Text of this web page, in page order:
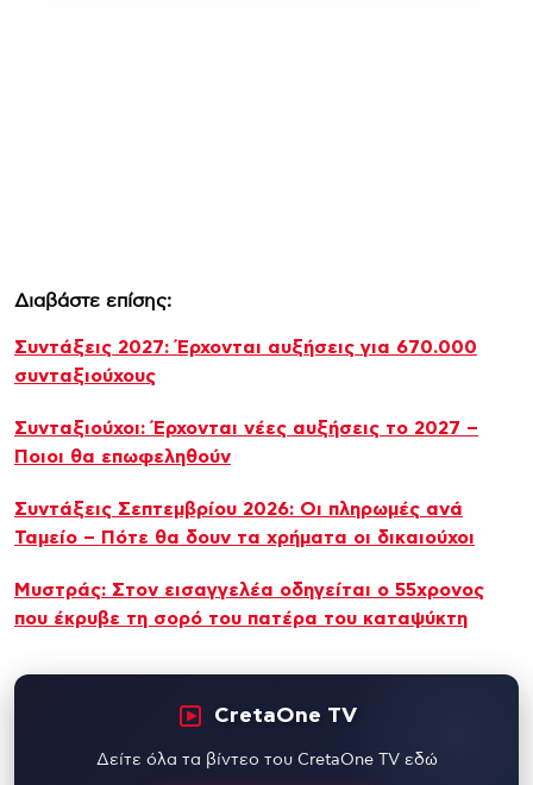
Διαβάστε επίσης:
Συντάξεις 2027: Έρχονται αυξήσεις για 670.000
συνταξιούχους
Συνταξιούχοι: Έρχονται νέες αυξήσεις το 2027 –
Ποιοι θα επωφεληθούν
Συντάξεις Σεπτεμβρίου 2026: Οι πληρωμές ανά
Ταμείο – Πότε θα δουν τα χρήματα οι δικαιούχοι
Μυστράς: Στον εισαγγελέα οδηγείται ο 55χρονος
που έκρυβε τη σορό του πατέρα του καταψύκτη
CretaOne TV
Δείτε όλα τα βίντεο του CretaOne TV εδώ